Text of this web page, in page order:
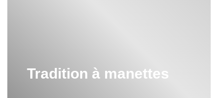
Tradition à manettes